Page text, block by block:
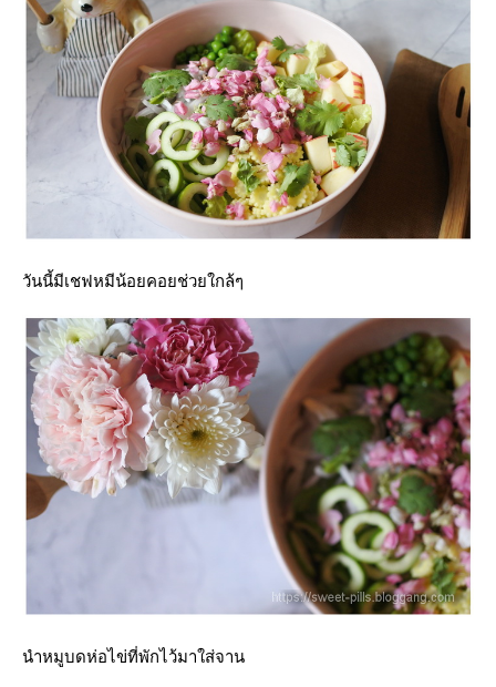
วันนี้มีเชฟหมีน้อยคอยช่วยใกล้ๆ
นำหมูบดห่อไข่ที่พักไว้มาใส่จาน